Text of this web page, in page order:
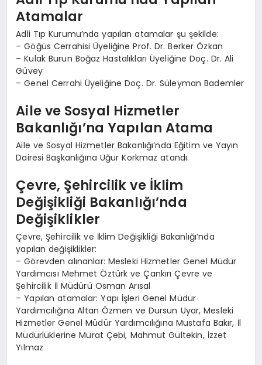
Atamalar
Adli Tıp Kurumu’nda yapılan atamalar şu şekilde:
– Göğüs Cerrahisi Üyeliğine Prof. Dr. Berker Özkan
– Kulak Burun Boğaz Hastalıkları Üyeliğine Doç. Dr. Ali
Güvey
– Genel Cerrahi Üyeliğine Doç. Dr. Süleyman Bademler
Aile ve Sosyal Hizmetler
Bakanlığı’na Yapılan Atama
Aile ve Sosyal Hizmetler Bakanlığı’nda Eğitim ve Yayın
Dairesi Başkanlığına Uğur Korkmaz atandı.
Çevre, Şehircilik ve İklim
Değişikliği Bakanlığı’nda
Değişiklikler
Çevre, Şehircilik ve İklim Değişikliği Bakanlığı’nda
yapılan değişiklikler:
– Görevden alınanlar: Mesleki Hizmetler Genel Müdür
Yardımcısı Mehmet Öztürk ve Çankırı Çevre ve
Şehircilik İl Müdürü Osman Arısal
– Yapılan atamalar: Yapı İşleri Genel Müdür
Yardımcılığına Altan Özmen ve Dursun Uyar, Mesleki
Hizmetler Genel Müdür Yardımcılığına Mustafa Bakır, İl
Müdürlüklerine Murat Çebi, Mahmut Gültekin, İzzet
Yılmaz